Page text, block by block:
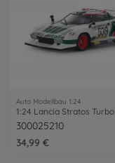
Auto Modellbau 1:24
1:24 Lancia Stratos Turbo
300025210
34,99 €